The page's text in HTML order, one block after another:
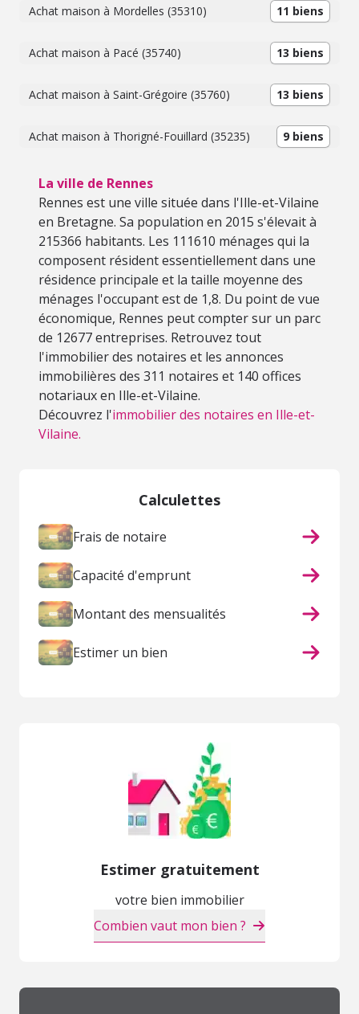
charge de l'acquéreur.)
Achat maison à Mordelles (35310) 11 biens
Achat maison à Pacé (35740) 13 biens
Achat maison à Saint-Grégoire (35760) 13 biens
Achat maison à Thorigné-Fouillard (35235) 9 biens
La ville de Rennes
Rennes est une ville située dans l'Ille-et-Vilaine
en Bretagne. Sa population en 2015 s'élevait à
215366 habitants. Les 111610 ménages qui la
composent résident essentiellement dans une
résidence principale et la taille moyenne des
ménages l'occupant est de 1,8. Du point de vue
économique, Rennes peut compter sur un parc
de 12677 entreprises. Retrouvez tout
l'immobilier des notaires et les annonces
immobilières des 311 notaires et 140 offices
notariaux en Ille-et-Vilaine.
Découvrez l'immobilier des notaires en Ille-et-
Vilaine.
Calculettes
Frais de notaire
Capacité d'emprunt
Montant des mensualités
Estimer un bien
Estimer gratuitement
votre bien immobilier
Combien vaut mon bien ?